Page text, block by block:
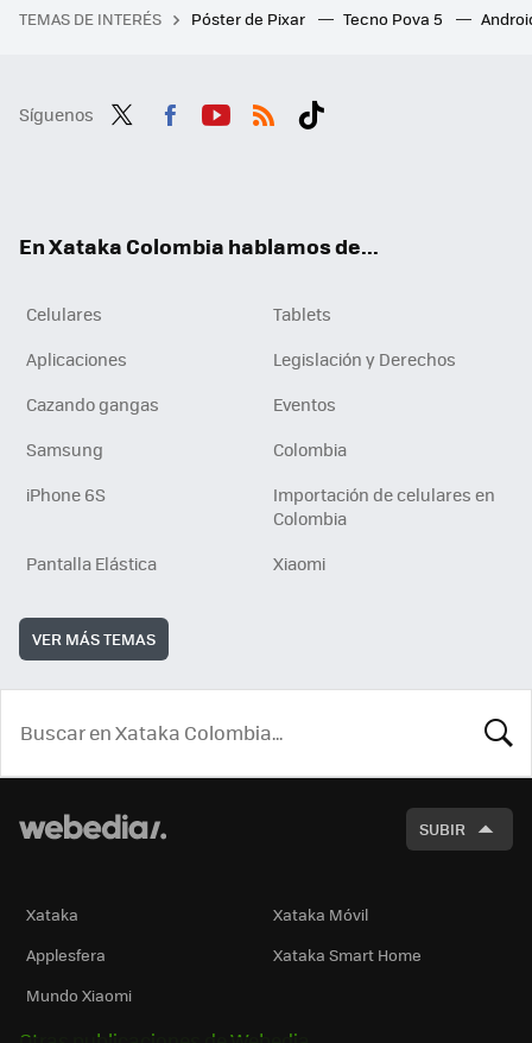
TEMAS DE INTERÉS Póster de Pixar Tecno Pova 5
Síguenos
En Xataka Colombia hablamos de...
Celulares
Tablets
Aplicaciones
Legislación y Derechos
Cazando gangas
Eventos
Samsung
Colombia
iPhone 6S
Importación de celulares en
Colombia
Pantalla Elástica
Xiaomi
VER MÁS TEMAS
SUBIR
Xataka
Xataka Móvil
Applesfera
Xataka Smart Home
Mundo Xiaomi